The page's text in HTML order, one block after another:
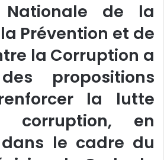
Nationale de la
Prévention et de
la Corruption a
propositions
la lutte
corruption, en
le cadre du